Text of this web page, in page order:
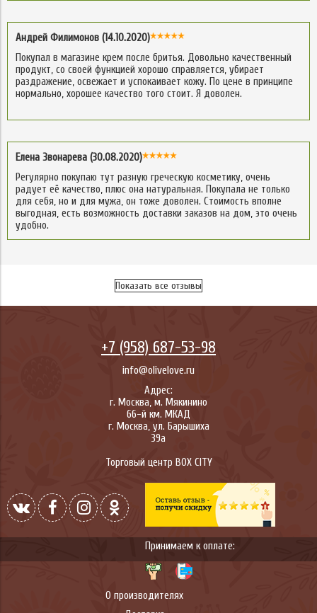
Андрей Филимонов (14.10.2020)
Покупал в магазине крем после бритья. Довольно качественный
продукт, со своей функцией хорошо справляется, убирает
раздражение, освежает и успокаивает кожу. По цене в принципе
нормально, хорошее качество того стоит. Я доволен.
Елена Звонарева (30.08.2020)
Регулярно покупаю тут разную греческую косметику, очень
радует её качество, плюс она натуральная. Покупала не только
для себя, но и для мужа, он тоже доволен. Стоимость вполне
выгодная, есть возможность доставки заказов на дом, это очень
удобно.
Показать все отзывы
+7 (958) 687-53-98
info@olivelove.ru
Адрес:
г. Москва, м. Мякинино
66-й км. МКАД
г. Москва, ул. Барышиха
39а
Торговый центр BOX CITY
О производителях
Принимаем к оплате: